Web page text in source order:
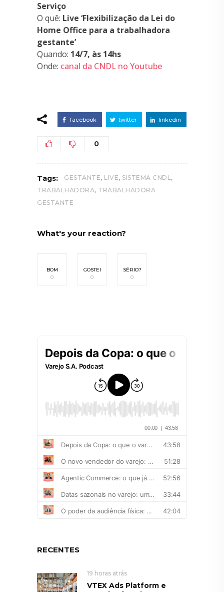
Serviço
O quê: Live ‘Flexibilização da Lei do
Home Office para a trabalhadora
gestante’
Quando: 14/7, às 14hs
Onde: canal da CNDL no Youtube
facebook twitter linkedin
0
Tags: GESTANTE, LIVE, SISTEMA CNDL,
TRABALHADORA, TRABALHADORA
GESTANTE
What's your reaction?
BOM
0
GOSTEI
0
SÉRIO?
0
RECENTES
19 horas atrás
VTEX Ads Platform e